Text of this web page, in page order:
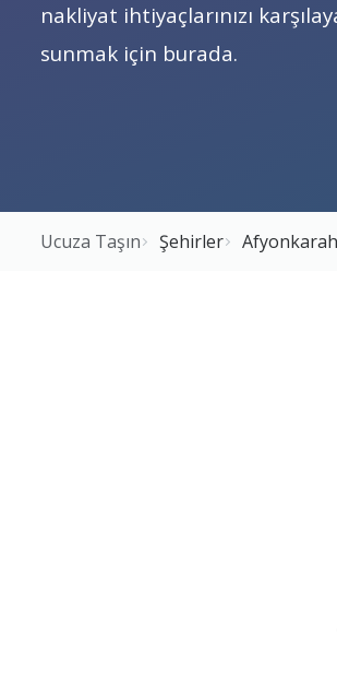
nakliyat ihtiyaçlarınızı
sunmak için burada.
Ucuza Taşın Şehirler